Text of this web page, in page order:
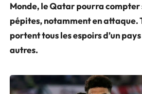
Monde, le Qatar pourra compter
pépites, notamment en attaque.
portent tous les espoirs d’un
autres.